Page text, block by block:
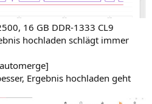
16 GB DDR-1333 CL9
hochladen schlägt immer
Ergebnis hochladen geht